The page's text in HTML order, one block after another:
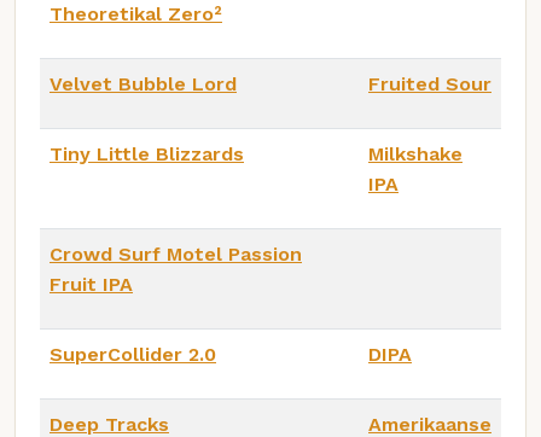
Theoretikal Zero²
Velvet Bubble Lord Fruited Sour
Tiny Little Blizzards
Milkshake
IPA
Crowd Surf Motel Passion
Fruit IPA
SuperCollider 2.0 DIPA
Deep Tracks
Amerikaanse